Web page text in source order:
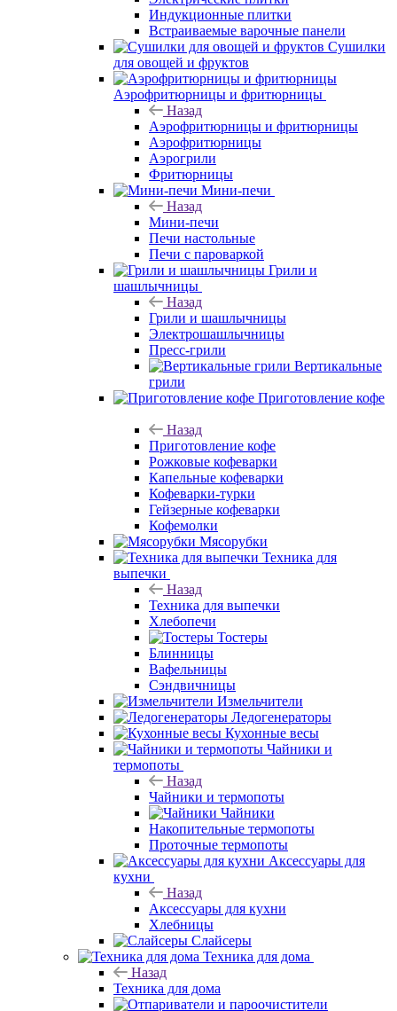
Индукционные плитки
Встраиваемые варочные панели
Сушилки
для овощей и фруктов
Аэрофритюрницы и фритюрницы
Назад
Аэрофритюрницы и фритюрницы
Аэрофритюрницы
Аэрогрили
Фритюрницы
Мини-печи
Назад
Мини-печи
Печи настольные
Печи с пароваркой
Грили и
шашлычницы
Назад
Грили и шашлычницы
Электрошашлычницы
Пресс-грили
Вертикальные
грили
Приготовление кофе
Назад
Приготовление кофе
Рожковые кофеварки
Капельные кофеварки
Кофеварки-турки
Гейзерные кофеварки
Кофемолки
Мясорубки
Техника для
выпечки
Назад
Техника для выпечки
Хлебопечи
Тостеры
Блинницы
Вафельницы
Сэндвичницы
Измельчители
Ледогенераторы
Кухонные весы
Чайники и
термопоты
Назад
Чайники и термопоты
Чайники
Накопительные термопоты
Проточные термопоты
Аксессуары для
кухни
Назад
Аксессуары для кухни
Хлебницы
Слайсеры
Техника для дома
Назад
Техника для дома